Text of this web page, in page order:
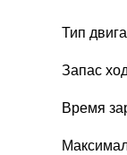
Тип
Запас
Время